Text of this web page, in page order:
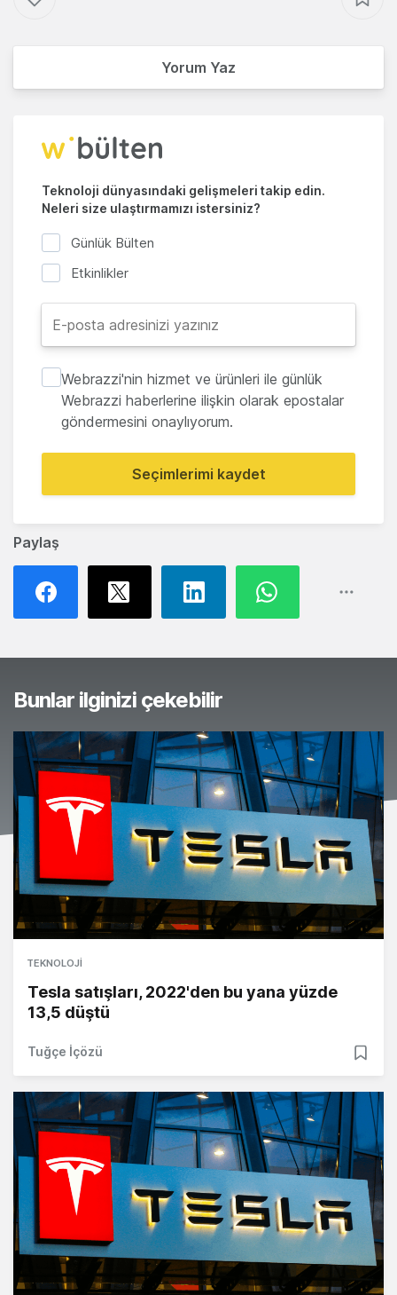
Paylaş
Yorum Yaz
Teknoloji dünyasındaki gelişmeleri takip edin.
Neleri size ulaştırmamızı istersiniz?
Günlük Bülten
Etkinlikler
Webrazzi'nin hizmet ve ürünleri ile günlük
Webrazzi haberlerine ilişkin olarak epostalar
göndermesini onaylıyorum.
Seçimlerimi kaydet
Bunlar ilginizi çekebilir
TEKNOLOJI
Tesla satışları, 2022'den bu yana yüzde
13,5 düştü
Tuğçe İçözü